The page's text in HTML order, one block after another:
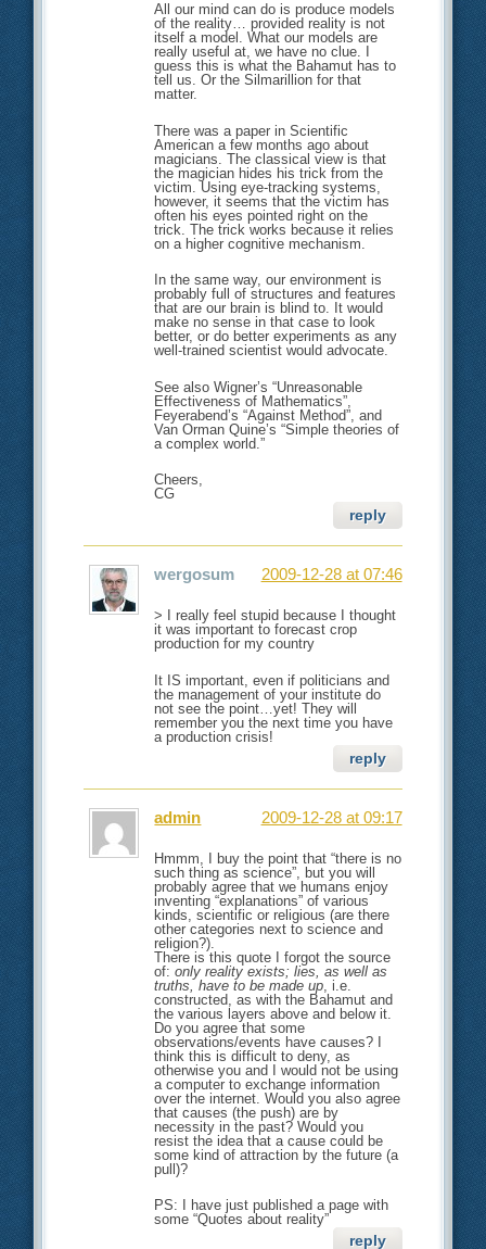
All our mind can do is produce models
of the reality… provided reality is not
itself a model. What our models are
really useful at, we have no clue. I
guess this is what the Bahamut has to
tell us. Or the Silmarillion for that
matter.
There was a paper in Scientific
American a few months ago about
magicians. The classical view is that
the magician hides his trick from the
victim. Using eye-tracking systems,
however, it seems that the victim has
often his eyes pointed right on the
trick. The trick works because it relies
on a higher cognitive mechanism.
In the same way, our environment is
probably full of structures and features
that are our brain is blind to. It would
make no sense in that case to look
better, or do better experiments as any
well-trained scientist would advocate.
See also Wigner’s “Unreasonable
Effectiveness of Mathematics”,
Feyerabend’s “Against Method”, and
Van Orman Quine’s “Simple theories of
a complex world.”
Cheers,
CG
reply
wergosum 2009-12-28 at 07:46
> I really feel stupid because I thought
it was important to forecast crop
production for my country
It IS important, even if politicians and
the management of your institute do
not see the point…yet! They will
remember you the next time you have
a production crisis!
reply
admin 2009-12-28 at 09:17
Hmmm, I buy the point that “there is no
such thing as science”, but you will
probably agree that we humans enjoy
inventing “explanations” of various
kinds, scientific or religious (are there
other categories next to science and
religion?).
There is this quote I forgot the source
of:only reality exists; lies, as well as
truths, have to be made up , i.e.
constructed, as with the Bahamut and
the various layers above and below it.
Do you agree that some
observations/events have causes? I
think this is difficult to deny, as
otherwise you and I would not be using
a computer to exchange information
over the internet. Would you also agree
that causes (the push) are by
necessity in the past? Would you
resist the idea that a cause could be
some kind of attraction by the future (a
pull)?
PS: I have just published a page with
some “Quotes about reality”
reply